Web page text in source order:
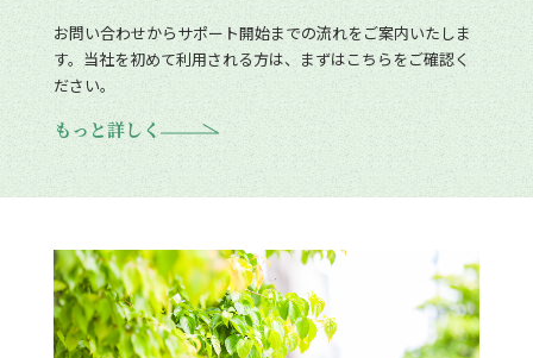
お問い合わせからサポート開始までの流れをご案内いたしま
す。当社を初めて利用される方は、まずはこちらをご確認く
ださい。
もっと詳しく